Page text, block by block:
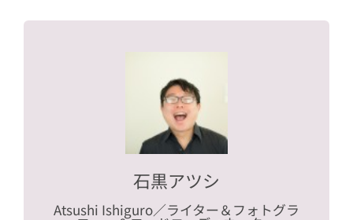
石黒アツシ
Atsushi Ishiguro／ライター＆フォトグラ